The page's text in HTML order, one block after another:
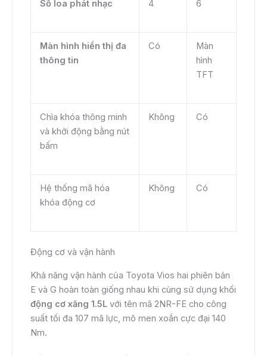
Số loa phát nhạc 4 6
Màn hình hiển thị đa
thông tin
Có
Màn
hình
TFT
Chìa khóa thông minh
và khởi động bằng nút
bấm
Không Có
Hệ thống mã hóa
khóa động cơ
Không Có
Động cơ và vận hành
Khả năng vận hành của Toyota Vios hai phiên bản
E và G hoàn toàn giống nhau khi cùng sử dụng khối
động cơ xăng 1.5L với tên mã 2NR-FE cho công
suất tối đa 107 mã lực, mô men xoắn cực đại 140
Nm.